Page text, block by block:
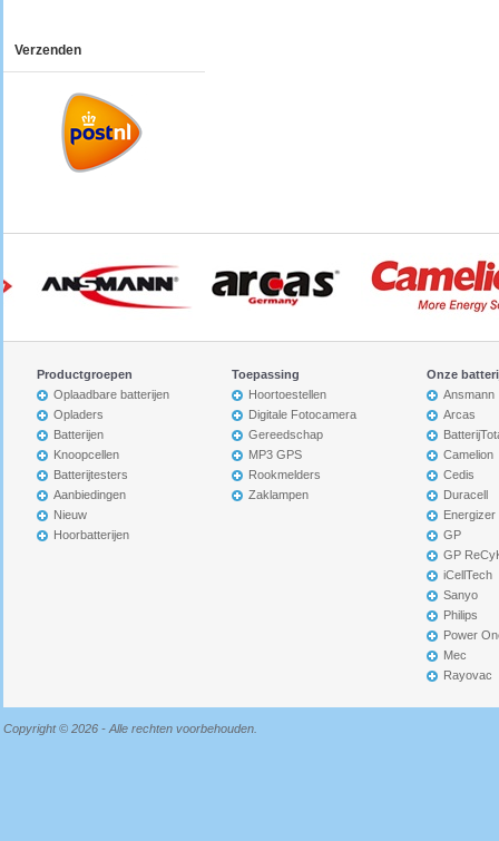
Verzenden
Productgroepen
Oplaadbare batterijen
Opladers
Batterijen
Knoopcellen
Batterijtesters
Aanbiedingen
Nieuw
Hoorbatterijen
Toepassing
Hoortoestellen
Digitale Fotocamera
Gereedschap
MP3 GPS
Rookmelders
Zaklampen
Onze
Ansmann
Arcas
Camelion
Cedis
Duracell
Energizer
GP
GP
iCellTech
Sanyo
Philips
Power
Mec
Rayovac
Copyright © 2026 - Alle rechten voorbehouden.